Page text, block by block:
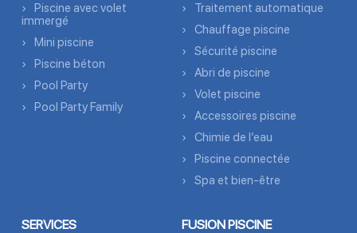
Piscine avec volet
immergé
Mini piscine
Piscine béton
Pool Party
Pool Party Family
Traitement automatique
Chauffage piscine
Sécurité piscine
Abri de piscine
Volet piscine
Accessoires piscine
Chimie de l’eau
Piscine connectée
Spa et bien-être
SERVICES FUSION PISCINE